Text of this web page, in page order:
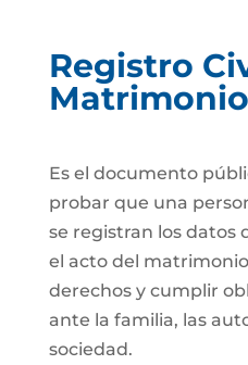
Registro
Matrimonio
Es el documento
probar que una
se registran los datos
el acto del
derechos y cumplir
ante la familia, las
sociedad.